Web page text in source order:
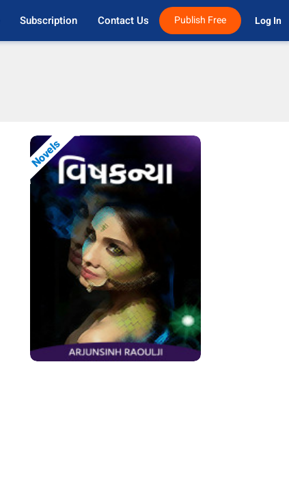
Subscription Contact Us Publish Free Log In
Novels